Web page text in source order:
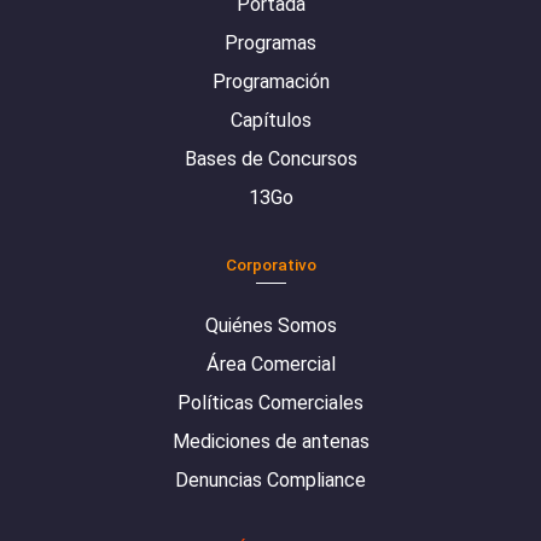
Programas
Programación
Capítulos
Bases de Concursos
13Go
Corporativo
Quiénes Somos
Área Comercial
Políticas Comerciales
Mediciones de antenas
Denuncias Compliance